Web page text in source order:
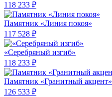
118 233 ₽
Памятник «Линия покоя»
117 528 ₽
«Серебряный изгиб»
118 233 ₽
Памятник «Гранитный акцент»
126 533 ₽